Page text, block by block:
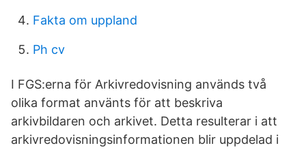
Fakta om uppland
Ph cv
I FGS:erna för Arkivredovisning används två
olika format använts för att beskriva
arkivbildaren och arkivet. Detta resulterar i att
arkivredovisningsinformationen blir uppdelad i